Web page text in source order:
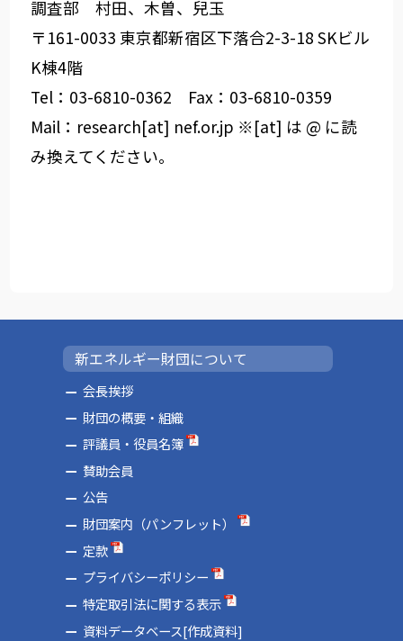
調査部 村田、木曽、兒玉
〒161-0033 東京都新宿区下落合2-3-18 SKビル
K棟4階
Tel：03-6810-0362 Fax：03-6810-0359
Mail：research[at] nef.or.jp ※[at] は @ に読
み換えてください。
新エネルギー財団について
会長挨拶
財団の概要・組織
評議員・役員名簿
賛助会員
公告
財団案内（パンフレット）
定款
プライバシーポリシー
特定取引法に関する表示
資料データベース[作成資料]